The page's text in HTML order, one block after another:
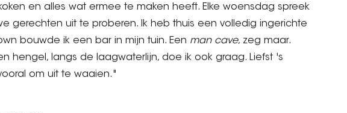
en alles wat ermee te maken heeft. Elke woensdag spreek
gerechten uit te proberen. Ik heb thuis een volledig ingerichte
bouwde ik een bar in mijn tuin. Een man cave, zeg maar.
hengel, langs de laagwaterlijn, doe ik ook graag. Liefst 's
om uit te waaien."